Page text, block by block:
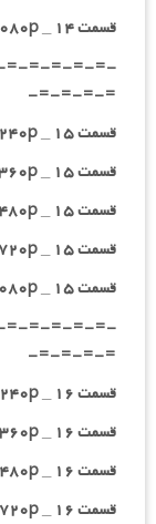
قسمت ۱۴ _ ۱۰۸۰p : | لینک مستقیم |
=-=-=-=-
=-=-=-=-
قسمت ۱۵ _ ۲۴۰p : | لینک مستقیم |
قسمت ۱۵ _ ۳۶۰p : | لینک مستقیم |
قسمت ۱۵ _ ۴۸۰p : | لینک مستقیم |
قسمت ۱۵ _ ۷۲۰p : | لینک مستقیم |
قسمت ۱۵ _ ۱۰۸۰p : | لینک مستقیم |
=-=-=-=-
=-=-=-=-
قسمت ۱۶ _ ۲۴۰p : | لینک مستقیم |
قسمت ۱۶ _ ۳۶۰p : | لینک مستقیم |
قسمت ۱۶ _ ۴۸۰p : | لینک مستقیم |
قسمت ۱۶ _ ۷۲۰p : | لینک مستقیم |